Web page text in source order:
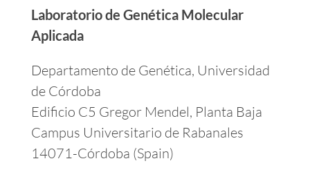
Laboratorio de Genética Molecular
Aplicada
Departamento de Genética, Universidad
de Córdoba
Edificio C5 Gregor Mendel, Planta Baja
Campus Universitario de Rabanales
14071-Córdoba (Spain)